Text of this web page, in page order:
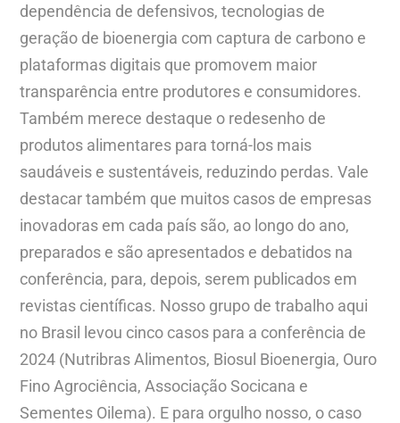
dependência de defensivos, tecnologias de
geração de bioenergia com captura de carbono e
plataformas digitais que promovem maior
transparência entre produtores e consumidores.
Também merece destaque o redesenho de
produtos alimentares para torná-los mais
saudáveis e sustentáveis, reduzindo perdas. Vale
destacar também que muitos casos de empresas
inovadoras em cada país são, ao longo do ano,
preparados e são apresentados e debatidos na
conferência, para, depois, serem publicados em
revistas científicas. Nosso grupo de trabalho aqui
no Brasil levou cinco casos para a conferência de
2024 (Nutribras Alimentos, Biosul Bioenergia, Ouro
Fino Agrociência, Associação Socicana e
Sementes Oilema). E para orgulho nosso, o caso